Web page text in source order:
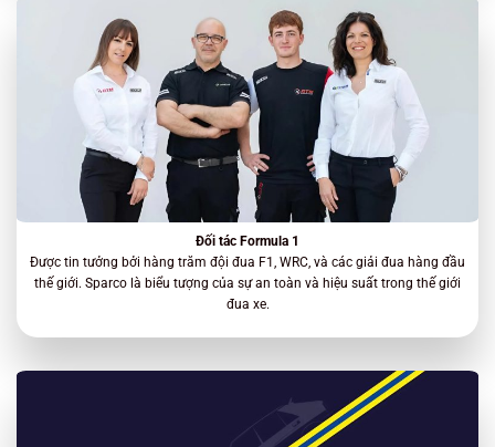
Đối tác Formula 1
Được tin tưởng bởi hàng trăm đội đua F1, WRC, và các giải đua hàng đầu
thế giới. Sparco là biểu tượng của sự an toàn và hiệu suất trong thế giới
đua xe.